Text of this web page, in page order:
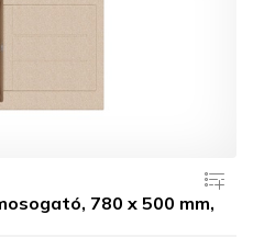
780 x 500 mm,